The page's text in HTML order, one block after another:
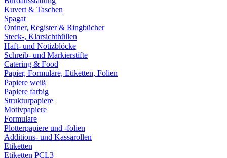
Kuvert & Taschen
Spagat
Ordner, Register & Ringbücher
Steck-, Klarsichthüllen
Haft- und Notizblöcke
Schreib- und Markierstifte
Catering & Food
Papier, Formulare, Etiketten, Folien
Papiere weiß
Papiere farbig
Strukturpapiere
Motivpapiere
Formulare
Plotterpapiere und -folien
Additions- und Kassarollen
Etiketten
Etiketten PCL3